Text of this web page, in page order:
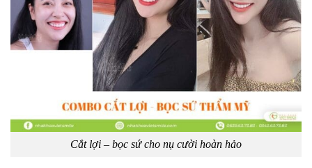
Cắt lợi – bọc sứ cho nụ cười hoàn hảo